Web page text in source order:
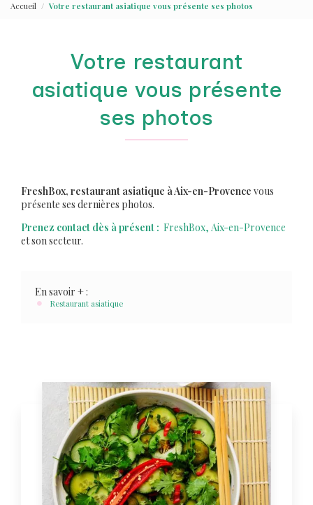
Accueil Votre restaurant asiatique vous présente ses photos
Votre restaurant
asiatique vous présente
ses photos
FreshBox, restaurant asiatique à Aix-en-Provence vous
présente ses dernières photos.
Prenez contact dès à présent : FreshBox, Aix-en-Provence
et son secteur.
En savoir + :
Restaurant asiatique